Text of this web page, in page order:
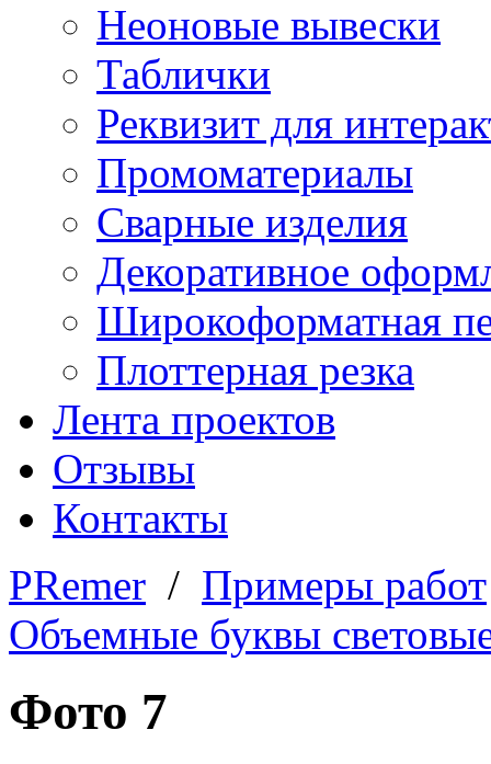
Неоновые вывески
Таблички
Реквизит для
Промоматериалы
Сварные изделия
Декоративное
Широкоформатная
Плоттерная резка
Лента проектов
Отзывы
Контакты
PRemer / Примеры работ
Объемные буквы
Фото 7